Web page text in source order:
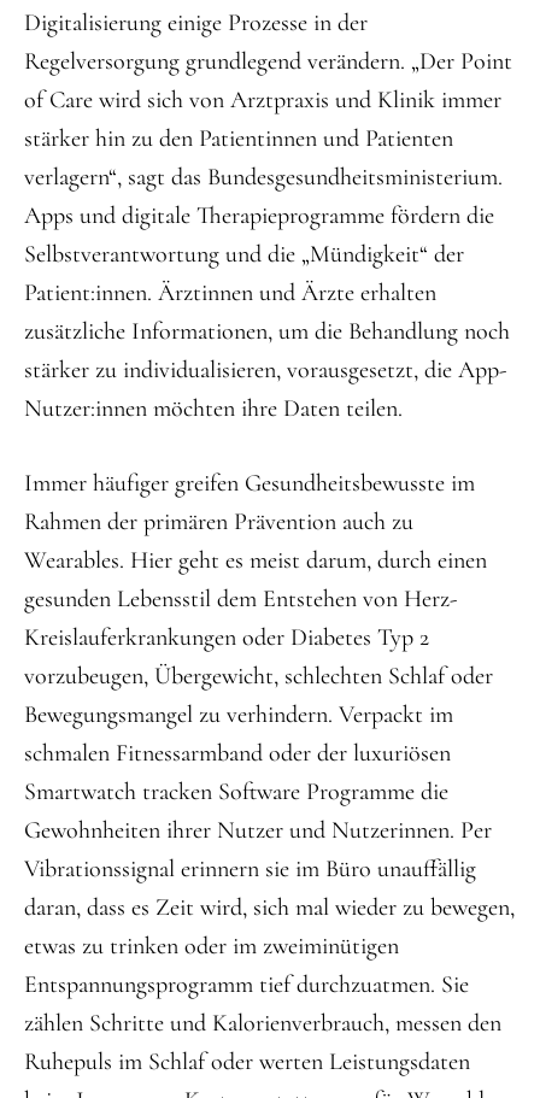
Digitalisierung einige Prozesse in der
Regelversorgung grundlegend verändern. „Der Point
of Care wird sich von Arztpraxis und Klinik immer
stärker hin zu den Patientinnen und Patienten
verlagern“, sagt das Bundesgesundheitsministerium.
Apps und digitale Therapieprogramme fördern die
Selbstverantwortung und die „Mündigkeit“ der
Patient:innen. Ärztinnen und Ärzte erhalten
zusätzliche Informationen, um die Behandlung noch
stärker zu individualisieren, vorausgesetzt, die App-
Nutzer:innen möchten ihre Daten teilen.
Immer häufiger greifen Gesundheitsbewusste im
Rahmen der primären Prävention auch zu
Wearables. Hier geht es meist darum, durch einen
gesunden Lebensstil dem Entstehen von Herz-
Kreislauferkrankungen oder Diabetes Typ 2
vorzubeugen, Übergewicht, schlechten Schlaf oder
Bewegungsmangel zu verhindern. Verpackt im
schmalen Fitnessarmband oder der luxuriösen
Smartwatch tracken Software Programme die
Gewohnheiten ihrer Nutzer und Nutzerinnen. Per
Vibrationssignal erinnern sie im Büro unauffällig
daran, dass es Zeit wird, sich mal wieder zu bewegen,
etwas zu trinken oder im zweiminütigen
Entspannungsprogramm tief durchzuatmen. Sie
zählen Schritte und Kalorienverbrauch, messen den
Ruhepuls im Schlaf oder werten Leistungsdaten